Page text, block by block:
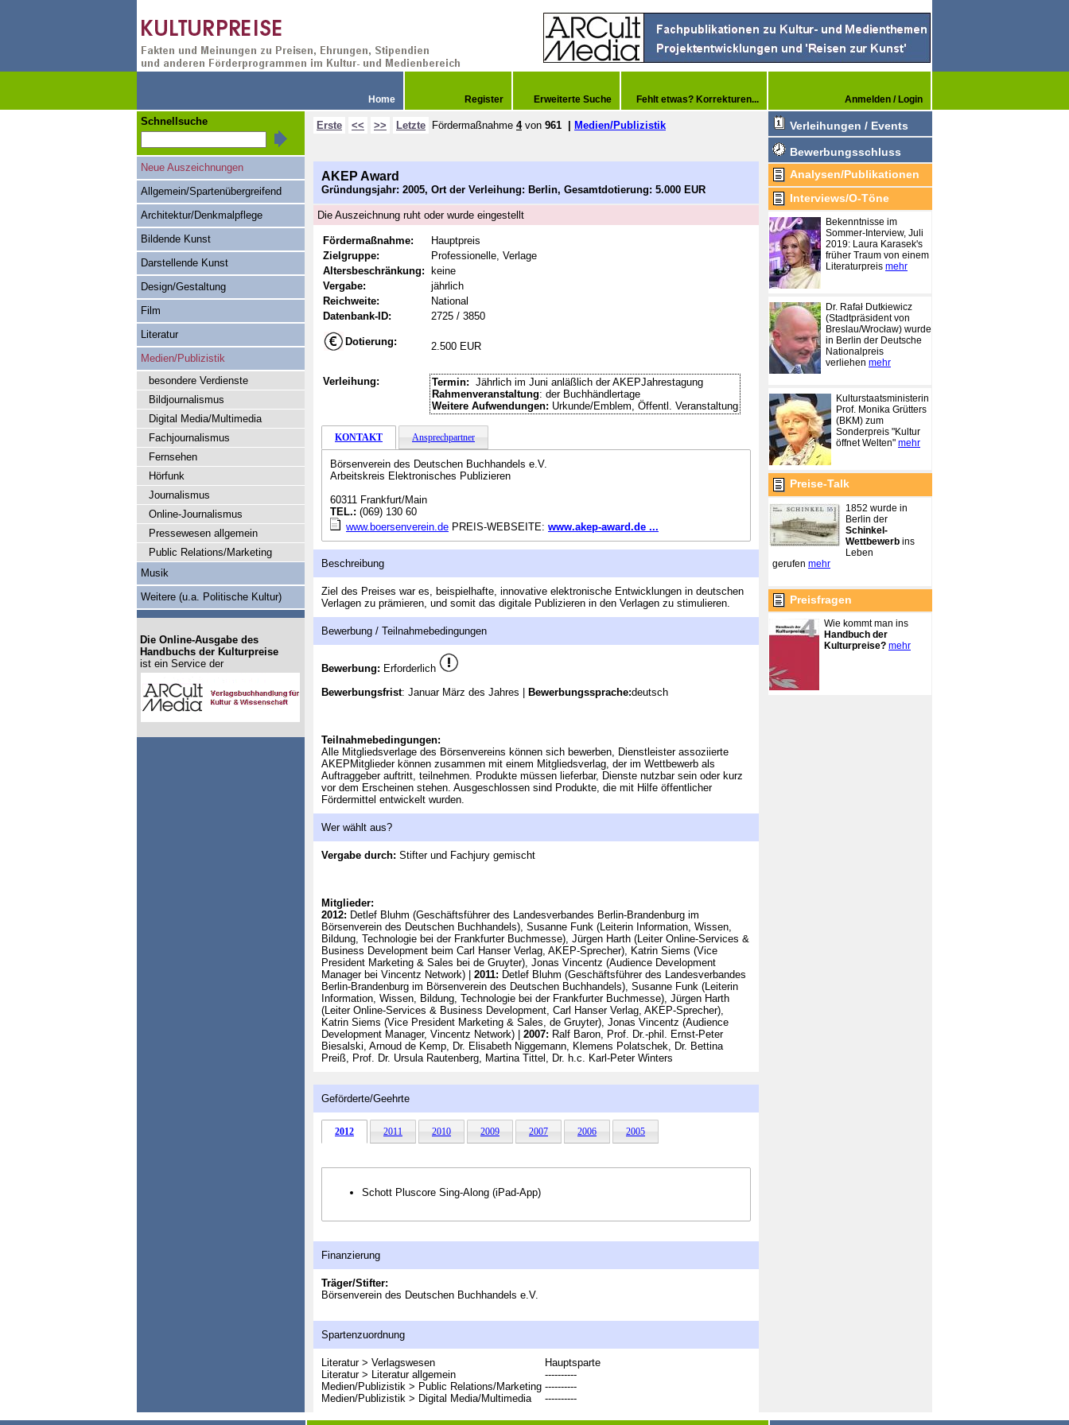
Home Register Erweiterte Suche Fehlt etwas? Korrekturen... Anmelden / Login
Erste << >> Letzte Fördermaßnahme 4von 961 Medien/Publizistik
AKEP Award
Gründungsjahr: 2005, Ort der Verleihung: Berlin, Gesamtdotierung: 5.000 EUR
Die Auszeichnung ruht oder wurde eingestellt
Fördermaßnahme:
Hauptpreis
Zielgruppe:
Professionelle, Verlage
Altersbeschränkung:
keine
Vergabe:
jährlich
Reichweite:
National
Datenbank-ID:
2725 / 3850
Dotierung: 2.500 EUR
Verleihung: Termin: Jährlich im Juni anläßlich der AKEPJahrestagung
Rahmenveranstaltung: der Buchhändlertage
Weitere Aufwendungen: Urkunde/Emblem, Öffentl. Veranstaltung
KONTAKT Ansprechpartner
Börsenverein des Deutschen Buchhandels e.V.
Arbeitskreis Elektronisches Publizieren
60311 Frankfurt/Main
TEL.: (069) 130 60
www.boersenverein.de PREIS-WEBSEITE: www.akep-award.de ...
Beschreibung
Ziel des Preises war es, beispielhafte, innovative elektronische Entwicklungen in deutschen
Verlagen zu prämieren, und somit das digitale Publizieren in den Verlagen zu stimulieren.
Bewerbung / Teilnahmebedingungen
Bewerbung: Erforderlich
Bewerbungsfrist: Januar März des Jahres | Bewerbungssprache:deutsch
Teilnahmebedingungen:
Alle Mitgliedsverlage des Börsenvereins können sich bewerben, Dienstleister assoziierte
AKEPMitglieder können zusammen mit einem Mitgliedsverlag, der im Wettbewerb als
Auftraggeber auftritt, teilnehmen. Produkte müssen lieferbar, Dienste nutzbar sein oder kurz
vor dem Erscheinen stehen. Ausgeschlossen sind Produkte, die mit Hilfe öffentlicher
Fördermittel entwickelt wurden.
Wer wählt aus?
Vergabe durch: Stifter und Fachjury gemischt
Mitglieder:
2012: Detlef Bluhm (Geschäftsführer des Landesverbandes Berlin-Brandenburg im
Börsenverein des Deutschen Buchhandels), Susanne Funk (Leiterin Information, Wissen,
Bildung, Technologie bei der Frankfurter Buchmesse), Jürgen Harth (Leiter Online-Services &
Business Development beim Carl Hanser Verlag, AKEP-Sprecher), Katrin Siems (Vice
President Marketing & Sales bei de Gruyter), Jonas Vincentz (Audience Development
Manager bei Vincentz Network) | 2011: Detlef Bluhm (Geschäftsführer des Landesverbandes
Berlin-Brandenburg im Börsenverein des Deutschen Buchhandels), Susanne Funk (Leiterin
Information, Wissen, Bildung, Technologie bei der Frankfurter Buchmesse), Jürgen Harth
(Leiter Online-Services & Business Development, Carl Hanser Verlag, AKEP-Sprecher),
Katrin Siems (Vice President Marketing & Sales, de Gruyter), Jonas Vincentz (Audience
Development Manager, Vincentz Network) | 2007: Ralf Baron, Prof. Dr.-phil. Ernst-Peter
Biesalski, Arnoud de Kemp, Dr. Elisabeth Niggemann, Klemens Polatschek, Dr. Bettina
Preiß, Prof. Dr. Ursula Rautenberg, Martina Tittel, Dr. h.c. Karl-Peter Winters
Geförderte/Geehrte
2012 2011 2010 2009 2007 2006 2005
Schott Pluscore Sing-Along (iPad-App)
Finanzierung
Träger/Stifter:
Börsenverein des Deutschen Buchhandels e.V.
Spartenzuordnung
Literatur > Verlagswesen
Hauptsparte
Literatur > Literatur allgemein
----------
Medien/Publizistik > Public Relations/Marketing ----------
Medien/Publizistik > Digital Media/Multimedia
----------
Schnellsuche
Neue Auszeichnungen
Allgemein/Spartenübergreifend
Architektur/Denkmalpflege
Bildende Kunst
Darstellende Kunst
Design/Gestaltung
Film
Literatur
Medien/Publizistik
besondere Verdienste
Bildjournalismus
Digital Media/Multimedia
Fachjournalismus
Fernsehen
Hörfunk
Journalismus
Online-Journalismus
Pressewesen allgemein
Public Relations/Marketing
Musik
Weitere (u.a. Politische Kultur)
Die Online-Ausgabe des
Handbuchs der Kulturpreise
ist ein Service der
Verleihungen / Events
Bewerbungsschluss
Analysen/Publikationen
Interviews/O-Töne
Bekenntnisse im
Sommer-Interview, Juli
2019: Laura Karasek's
früher Traum von einem
Literaturpreis mehr
Dr. Rafał Dutkiewicz
(Stadtpräsident von
Breslau/Wrocław) wurde
in Berlin der Deutsche
Nationalpreis
verliehen mehr
Kulturstaatsministerin
Prof. Monika Grütters
(BKM) zum
Sonderpreis "Kultur
öffnet Welten" mehr
Preise-Talk
1852 wurde in
Berlin der
Schinkel-
Wettbewerb ins
Leben
gerufen mehr
Preisfragen
Wie kommt man ins
Handbuch der
Kulturpreise? mehr